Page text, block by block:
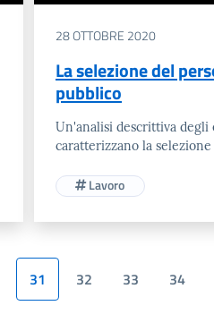
28 OTTOBRE 2020
La selezione del
pubblico
Un'analisi descrittiva degli
caratterizzano la
Lavoro
31 32 33 34